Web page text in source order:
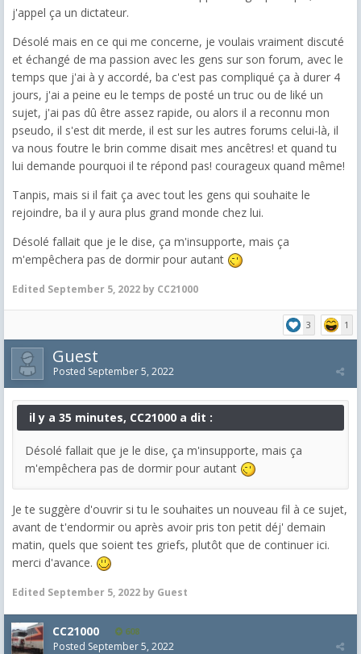
j'appel ça un dictateur.
Désolé mais en ce qui me concerne, je voulais vraiment discuté
et échangé de ma passion avec les gens sur son forum, avec le
temps que j'ai à y accordé, ba c'est pas compliqué ça à durer 4
jours, j'ai a peine eu le temps de posté un truc ou de liké un
sujet, j'ai pas dû être assez rapide, ou alors il a reconnu mon
pseudo, il s'est dit merde, il est sur les autres forums celui-là, il
va nous foutre le brin comme disait mes ancêtres! et quand tu
lui demande pourquoi il te répond pas! courageux quand même!
Tanpis, mais si il fait ça avec tout les gens qui souhaite le
rejoindre, ba il y aura plus grand monde chez lui.
Désolé fallait que je le dise, ça m'insupporte, mais ça
m'empêchera pas de dormir pour autant
Edited September 5, 2022 by CC21000
3 1
Guest
Posted September 5, 2022
il y a 35 minutes, CC21000 a dit :
Désolé fallait que je le dise, ça m'insupporte, mais ça
m'empêchera pas de dormir pour autant
Je te suggère d'ouvrir si tu le souhaites un nouveau fil à ce sujet,
avant de t'endormir ou après avoir pris ton petit déj' demain
matin, quels que soient tes griefs, plutôt que de continuer ici.
merci d'avance.
Edited September 5, 2022 by Guest
CC21000 608
Posted September 5, 2022